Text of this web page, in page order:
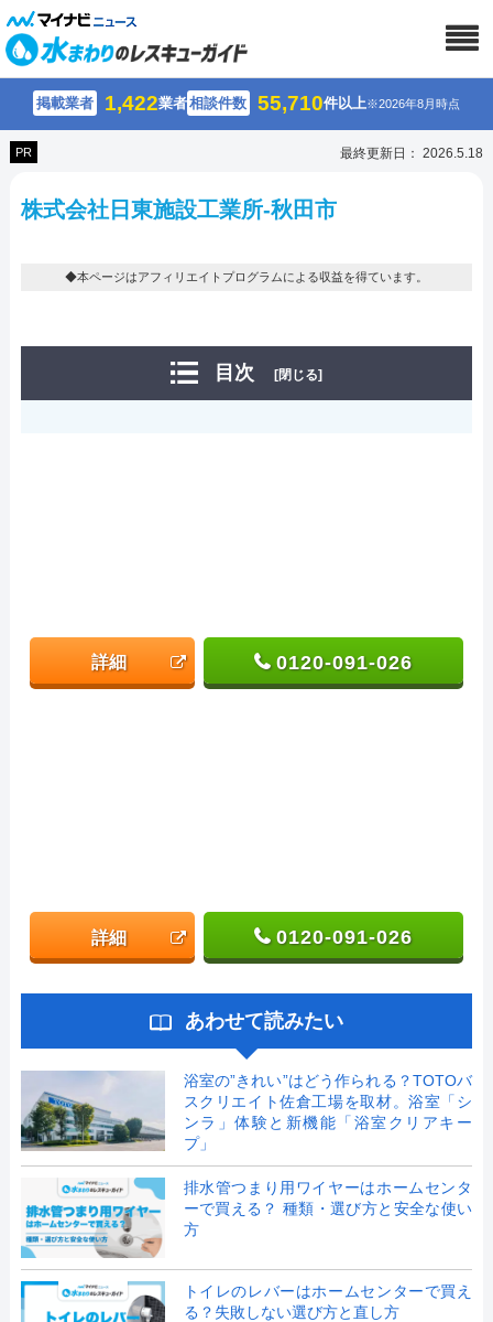
掲載業者 1,422業者相談件数 55,710件以上※2026年8月時点
PR 最終更新日： 2026.5.18
株式会社日東施設工業所-秋田市
◆本ページはアフィリエイトプログラムによる収益を得ています。
目次 [閉じる]
詳細 0120-091-026
詳細 0120-091-026
あわせて読みたい
浴室の”きれい”はどう作られる？TOTOバ
スクリエイト佐倉工場を取材。浴室「シ
ンラ」体験と新機能「浴室クリアキー
プ」
排水管つまり用ワイヤーはホームセンタ
ーで買える？ 種類・選び方と安全な使い
方
トイレのレバーはホームセンターで買え
る？失敗しない選び方と直し方